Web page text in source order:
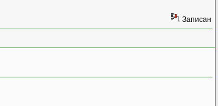
Записан